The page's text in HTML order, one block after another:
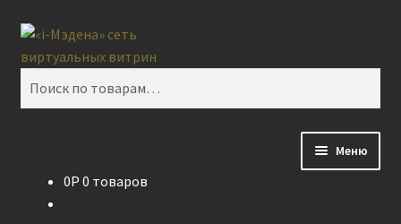
Перейти
к
Перейти
к
Поиск
Меню
0P 0 товаров